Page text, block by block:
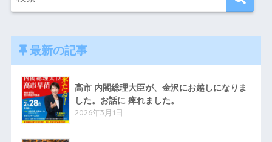
最新の記事
高市 内閣総理大臣が、金沢にお越しになりま
した。お話に 痺れました。
2026年3月1日